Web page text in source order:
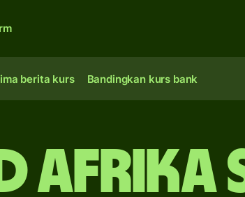
berita kurs Bandingkan kurs bank
Afrika